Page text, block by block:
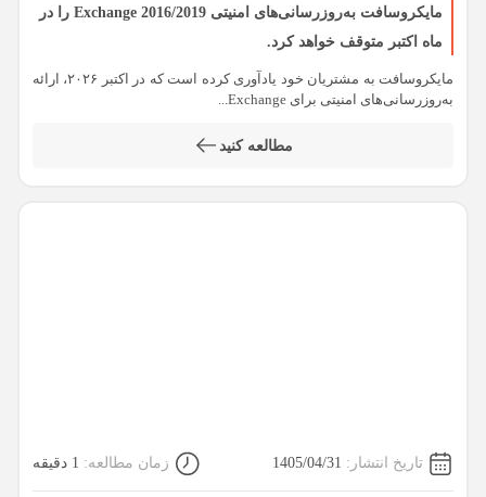
مایکروسافت به‌روزرسانی‌های امنیتی Exchange 2016/2019 را در
ماه اکتبر متوقف خواهد کرد.
مایکروسافت به مشتریان خود یادآوری کرده است که در اکتبر ۲۰۲۶، ارائه
به‌روزرسانی‌های امنیتی برای Exchange...
مطالعه کنید
تاریخ انتشار: 1405/04/31 زمان مطالعه: 1 دقیقه